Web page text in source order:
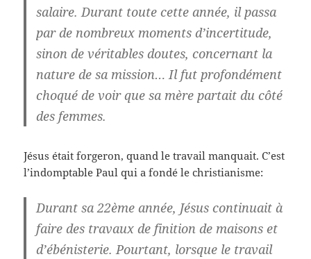
salaire. Durant toute cette année, il passa
par de nombreux moments d’incertitude,
sinon de véritables doutes, concernant la
nature de sa mission… Il fut profondément
choqué de voir que sa mère partait du côté
des femmes.
Jésus était forgeron, quand le travail manquait. C’est
l’indomptable Paul qui a fondé le christianisme:
Durant sa 22ème année, Jésus continuait à
faire des travaux de finition de maisons et
d’ébénisterie. Pourtant, lorsque le travail